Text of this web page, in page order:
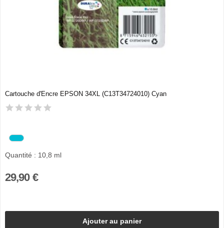
Cartouche d'Encre EPSON 34XL (C13T34724010) Cyan
Quantité : 10,8 ml
29,90 €
Ajouter au panier